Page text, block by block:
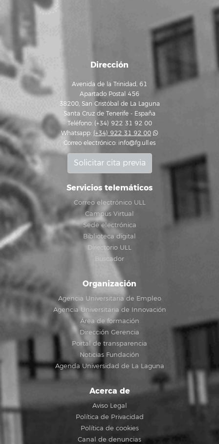
Dirección
Avenida de la Trinidad, 61
Apartado Postal 456
38200, San Cristóbal de La Laguna
Santa Cruz de Tenerife - España
Teléfono: (+34) 922 31 92 00
Whatsapp: (+34) 922 31 92 00
Correo electrónico: info@fg.ull.es
Solicitar cita previa
Servicios telemáticos
Correo electrónico ULL
Campus Virtual
Sede electrónica
Biblioteca digital
Directorio ULL
Buscador
Organización
Agencia Universitaria de Empleo
Agencia Universitaria de Innovación
Área de formación
Dirección Gerencia
Portal de transparencia
Noticias Fundación
Agenda Universidad de La Laguna
Acerca de
Aviso Legal
Política de Privacidad
Política de cookies
Canal de denuncias